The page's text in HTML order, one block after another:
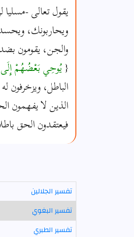
يقول تعالى -
ويحاربونك،
والجن، يقومون
{يُوحِي بَعْضُهُمْ
الباطل، ويزخرفون
الذين لا يفهمون
فيعتقدون الحق
تفسير الجلالين
تفسير البغوي
تفسير الطبري